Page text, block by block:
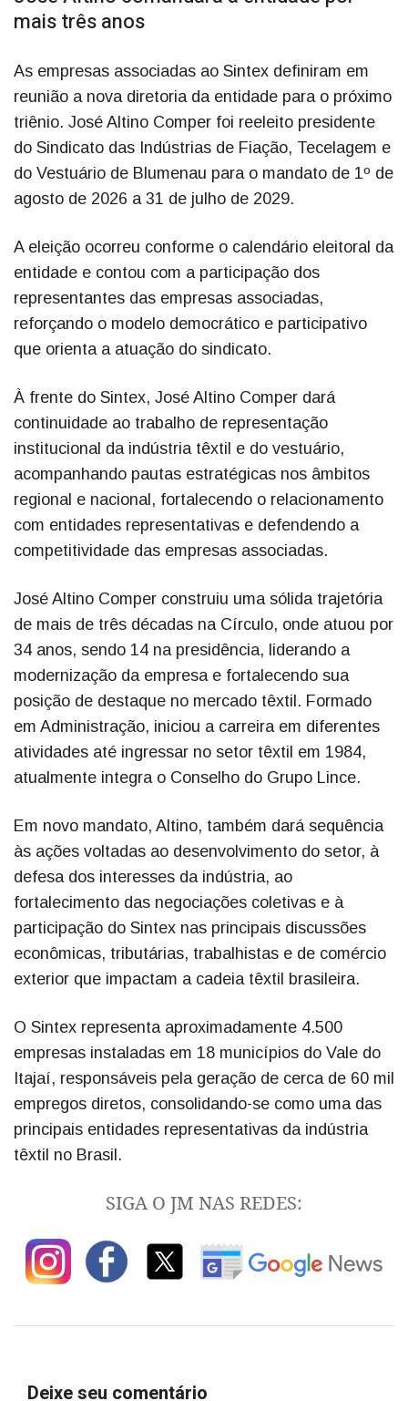
mais três anos
As empresas associadas ao Sintex definiram em
reunião a nova diretoria da entidade para o próximo
triênio. José Altino Comper foi reeleito presidente
do Sindicato das Indústrias de Fiação, Tecelagem e
do Vestuário de Blumenau para o mandato de 1º de
agosto de 2026 a 31 de julho de 2029.
A eleição ocorreu conforme o calendário eleitoral da
entidade e contou com a participação dos
representantes das empresas associadas,
reforçando o modelo democrático e participativo
que orienta a atuação do sindicato.
À frente do Sintex, José Altino Comper dará
continuidade ao trabalho de representação
institucional da indústria têxtil e do vestuário,
acompanhando pautas estratégicas nos âmbitos
regional e nacional, fortalecendo o relacionamento
com entidades representativas e defendendo a
competitividade das empresas associadas.
José Altino Comper construiu uma sólida trajetória
de mais de três décadas na Círculo, onde atuou por
34 anos, sendo 14 na presidência, liderando a
modernização da empresa e fortalecendo sua
posição de destaque no mercado têxtil. Formado
em Administração, iniciou a carreira em diferentes
atividades até ingressar no setor têxtil em 1984,
atualmente integra o Conselho do Grupo Lince.
Em novo mandato, Altino, também dará sequência
às ações voltadas ao desenvolvimento do setor, à
defesa dos interesses da indústria, ao
fortalecimento das negociações coletivas e à
participação do Sintex nas principais discussões
econômicas, tributárias, trabalhistas e de comércio
exterior que impactam a cadeia têxtil brasileira.
O Sintex representa aproximadamente 4.500
empresas instaladas em 18 municípios do Vale do
Itajaí, responsáveis pela geração de cerca de 60 mil
empregos diretos, consolidando-se como uma das
principais entidades representativas da indústria
têxtil no Brasil.
SIGA O JM NAS REDES:
Deixe seu comentário